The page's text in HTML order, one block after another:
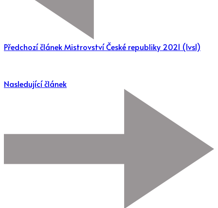
Předchozí článekMistrovství České republiky 2021 (1vs1)
Nasledující článek